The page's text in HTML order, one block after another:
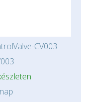
CV003